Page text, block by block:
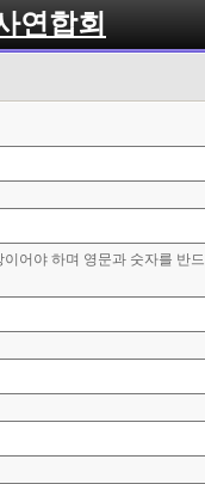
연합회
어야 하며 영문과 숫자를 반